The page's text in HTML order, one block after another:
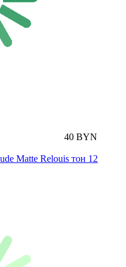
40 BYN
Matte Relouis тон 12